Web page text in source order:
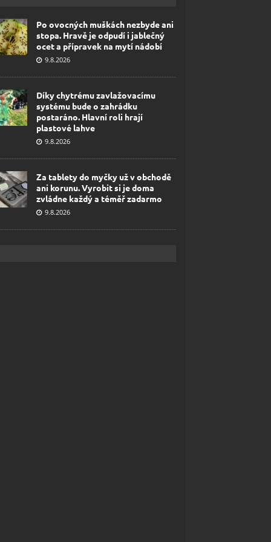
Po ovocných muškách nezbyde ani
stopa. Hravě je odpudí i jablečný
ocet a přípravek na mytí nádobí
9.8.2026
Díky chytrému zavlažovacímu
systému bude o zahrádku
postaráno. Hlavní roli hrají
plastové lahve
9.8.2026
Za tablety do myčky už v obchodě
ani korunu. Vyrobit si je doma
zvládne každý a téměř zadarmo
9.8.2026